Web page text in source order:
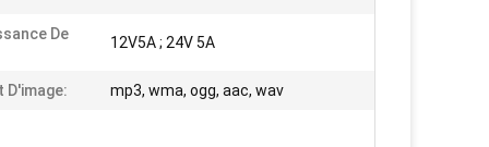
De 12V5A ; 24V 5A
D'image: mp3, wma, ogg, aac, wav